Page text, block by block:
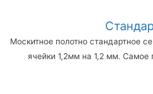
Москитное полотно стандартное
ячейки 1,2мм на 1,2 мм. Самое